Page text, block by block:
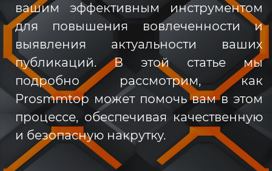
вашим эффективным инструментом
для повышения вовлеченности и
выявления актуальности ваших
публикаций. В этой статье мы
подробно рассмотрим, как
Prosmmtop может помочь вам в этом
процессе, обеспечивая качественную
и безопасную накрутку.